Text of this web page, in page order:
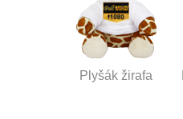
Plyšák žirafa